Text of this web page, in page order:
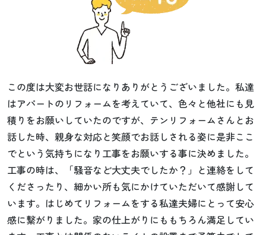
この度は大変お世話になりありがとうございました。私達
はアパートのリフォームを考えていて、色々と他社にも見
積りをお願いしていたのですが、テンリフォームさんとお
話した時、親身な対応と笑顔でお話しされる姿に是非ここ
でという気持ちになり工事をお願いする事に決めました。
工事の時は、「騒音など大丈夫でしたか？」と連絡をして
くださったり、細かい所も気にかけていただいて感謝して
います。はじめてリフォームをする私達夫婦にとって安心
感に繋がりました。家の仕上がりにももちろん満足してい